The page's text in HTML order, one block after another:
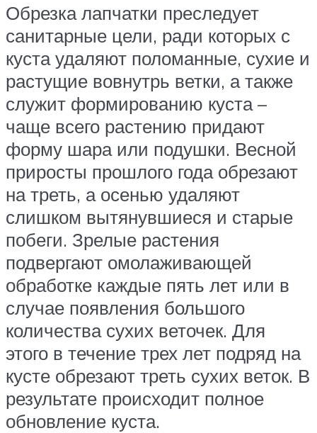
Обрезка лапчатки преследует
санитарные цели, ради которых с
куста удаляют поломанные, сухие и
растущие вовнутрь ветки, а также
служит формированию куста –
чаще всего растению придают
форму шара или подушки. Весной
приросты прошлого года обрезают
на треть, а осенью удаляют
слишком вытянувшиеся и старые
побеги. Зрелые растения
подвергают омолаживающей
обработке каждые пять лет или в
случае появления большого
количества сухих веточек. Для
этого в течение трех лет подряд на
кусте обрезают треть сухих веток. В
результате происходит полное
обновление куста.